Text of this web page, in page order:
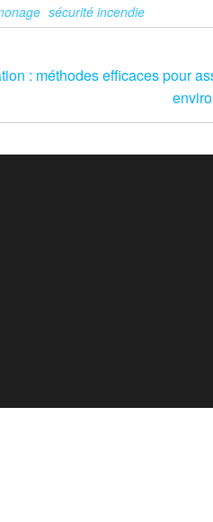
sécurité incendie
: méthodes efficaces pour